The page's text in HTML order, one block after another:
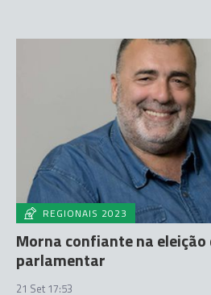
REGIONAIS 2023
Morna confiante na eleição
parlamentar
21 Set 17:53